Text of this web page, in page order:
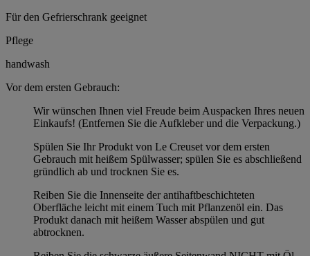
Für den Gefrierschrank geeignet
Pflege
handwash
Vor dem ersten Gebrauch:
Wir wünschen Ihnen viel Freude beim Auspacken Ihres neuen
Einkaufs! (Entfernen Sie die Aufkleber und die Verpackung.)
Spülen Sie Ihr Produkt von Le Creuset vor dem ersten
Gebrauch mit heißem Spülwasser; spülen Sie es abschließend
gründlich ab und trocknen Sie es.
Reiben Sie die Innenseite der antihaftbeschichteten
Oberfläche leicht mit einem Tuch mit Pflanzenöl ein. Das
Produkt danach mit heißem Wasser abspülen und gut
abtrocknen.